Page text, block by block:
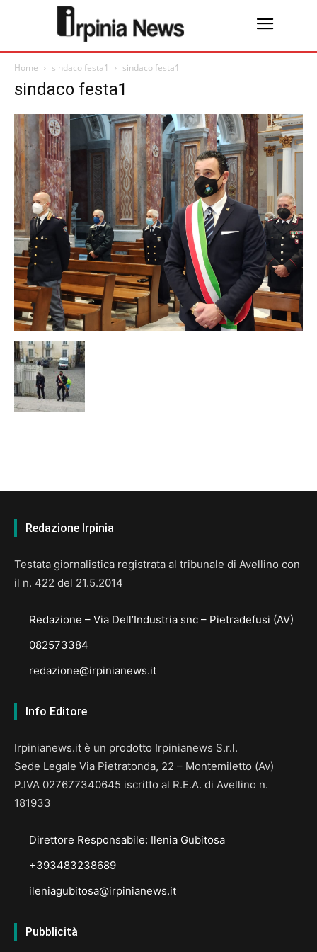
Home sindaco festa1 sindaco festa1
sindaco festa1
Redazione Irpinia
Testata giornalistica registrata al tribunale di Avellino con
il n. 422 del 21.5.2014
Redazione – Via Dell’Industria snc – Pietradefusi (AV)
082573384
redazione@irpinianews.it
Info Editore
Irpinianews.it è un prodotto Irpinianews S.r.l.
Sede Legale Via Pietratonda, 22 – Montemiletto (Av)
P.IVA 027677340645 iscritto al R.E.A. di Avellino n.
181933
Direttore Responsabile: Ilenia Gubitosa
+393483238689
ileniagubitosa@irpinianews.it
Pubblicità